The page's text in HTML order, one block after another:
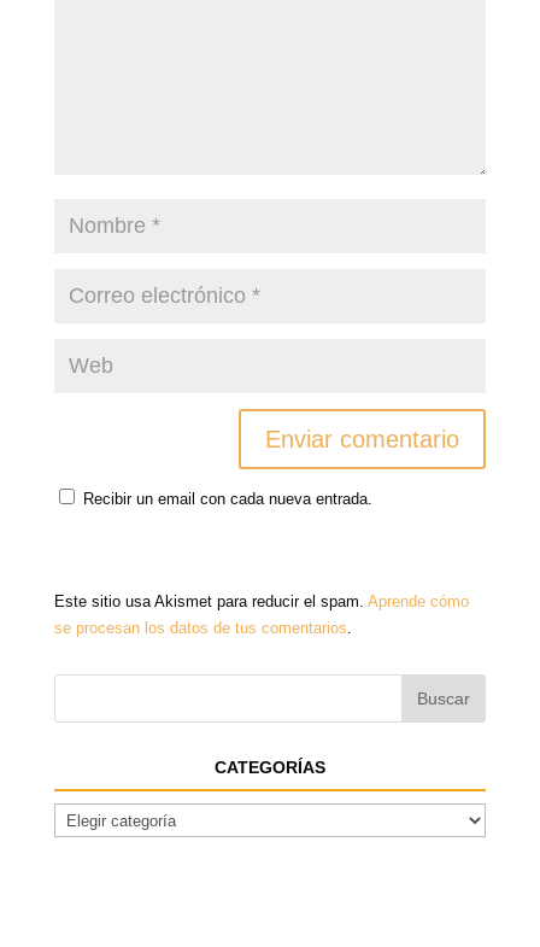
Recibir un email con cada nueva entrada.
Este sitio usa Akismet para reducir el spam. Aprende cómo
se procesan los datos de tus comentarios.
CATEGORÍAS